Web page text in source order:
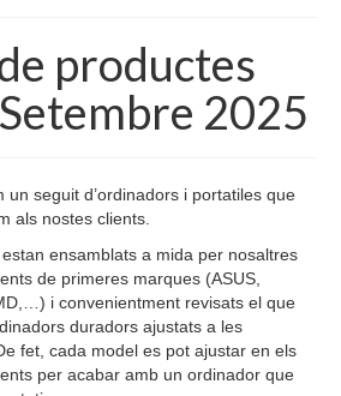
del mes: Setembre 2025
productes
2025
un seguit d’ordinadors i portatiles que
als nostes clients.
ensamblats a mida per nosaltres
de primeres marques (ASUS,
i convenientment revisats el que
duradors ajustats a les
fet, cada model es pot ajustar en els
per acabar amb un ordinador que